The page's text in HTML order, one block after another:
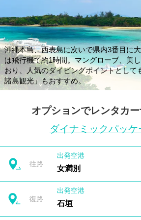
沖縄本島、西表島に次いで県内3番目に
は飛行機で約1時間。マングローブ、美
おり、人気のダイビングポイントとして
諸島観光」もおすすめ。
オプションでレンタカ
ダイナミックパッケ
往路
出発空港
女満別
復路
出発空港
石垣